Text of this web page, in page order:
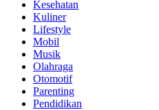
Kesehatan
Kuliner
Lifestyle
Mobil
Musik
Olahraga
Otomotif
Parenting
Pendidikan